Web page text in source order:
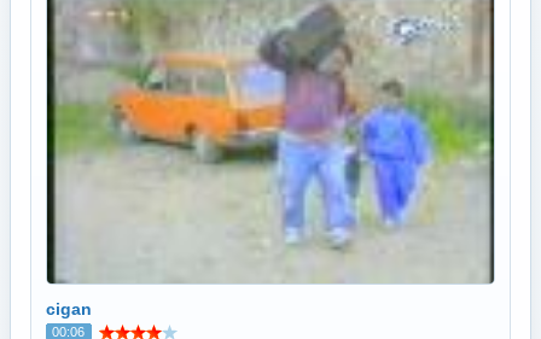
cigan
00:06